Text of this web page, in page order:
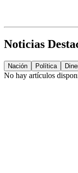
Noticias
Nación Política
No hay artículos